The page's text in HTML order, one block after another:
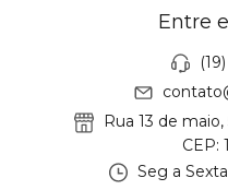
Entre
Rua 13 de
CEP:
Seg a